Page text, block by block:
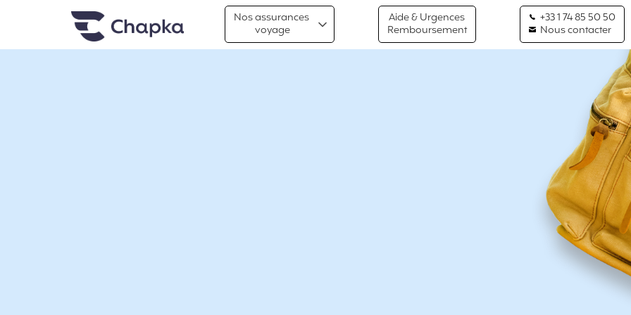
Chapka Assurances Voyages
Nos assurances
voyage
Aide & Urgences
Remboursement
+33 1 74 85 50 50
Nous contacter